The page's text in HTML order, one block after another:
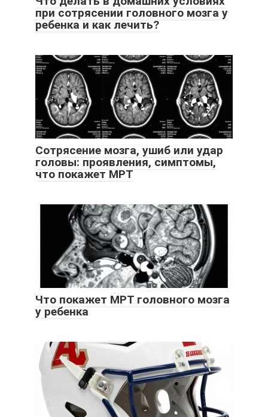
при сотрясении головного мозга у
ребенка и как лечить?
Сотрясение мозга, ушиб или удар
головы: проявления, симптомы,
что покажет МРТ
Что покажет МРТ головного мозга
у ребенка